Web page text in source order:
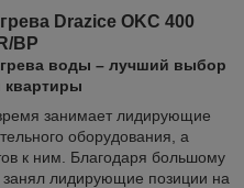
Drazice OKC 400
BP
воды – лучший выбор
квартиры
занимает лидирующие
оборудования, а
к ним. Благодаря большому
занял лидирующие позиции на